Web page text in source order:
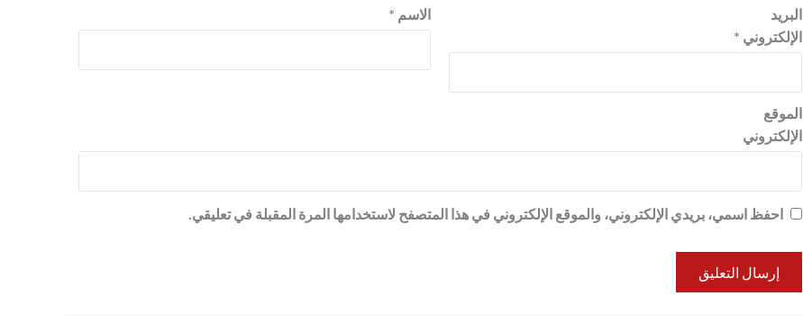
الاسم *
البريد
الإلكتروني *
الموقع
الإلكتروني
احفظ اسمي، بريدي الإلكتروني، والموقع الإلكتروني في هذا المتصفح لاستخدامها المرة المقبلة في تعليقي.